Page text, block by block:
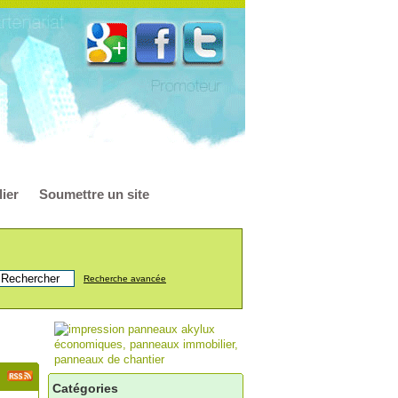
Soumettre un site
Recherche avancée
Catégories